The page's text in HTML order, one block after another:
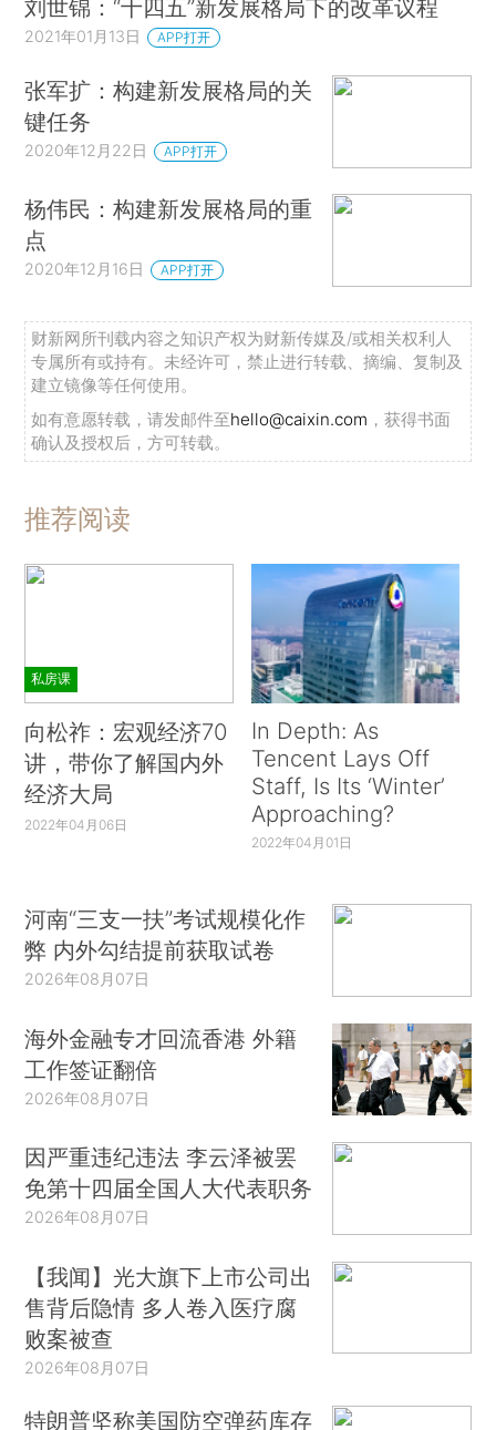
刘世锦：“十四五”新发展格局下的改革议程
2021年01月13日 APP打开
张军扩：构建新发展格局的关
键任务
2020年12月22日 APP打开
杨伟民：构建新发展格局的重
点
2020年12月16日 APP打开
财新网所刊载内容之知识产权为财新传媒及/或相关权利人
专属所有或持有。未经许可，禁止进行转载、摘编、复制及
建立镜像等任何使用。
如有意愿转载，请发邮件至hello@caixin.com ，获得书面
确认及授权后，方可转载。
推荐阅读
私房课
向松祚：宏观经济70
讲，带你了解国内外
经济大局
2022年04月06日
In Depth: As
Tencent Lays Off
Staff, Is Its ‘Winter’
Approaching?
2022年04月01日
河南“三支一扶”考试规模化作
弊 内外勾结提前获取试卷
2026年08月07日
海外金融专才回流香港 外籍
工作签证翻倍
2026年08月07日
因严重违纪违法 李云泽被罢
免第十四届全国人大代表职务
2026年08月07日
【我闻】光大旗下上市公司出
售背后隐情 多人卷入医疗腐
败案被查
2026年08月07日
特朗普坚称美国防空弹药库存